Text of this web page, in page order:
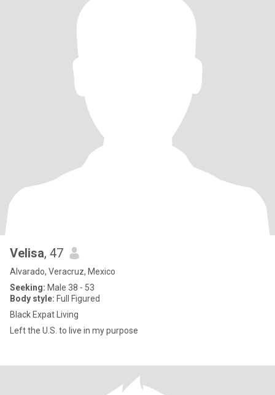
Velisa, 47
Alvarado, Veracruz, Mexico
Seeking: Male 38 - 53
Body style: Full Figured
Black Expat Living
Left the U.S. to live in my purpose